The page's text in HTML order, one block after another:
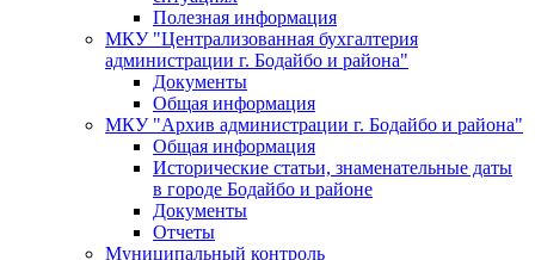
Полезная информация
МКУ "Централизованная бухгалтерия
администрации г. Бодайбо и района"
Документы
Общая информация
МКУ "Архив администрации г. Бодайбо и района"
Общая информация
Исторические статьи, знаменательные даты
в городе Бодайбо и районе
Документы
Отчеты
Муниципальный контроль